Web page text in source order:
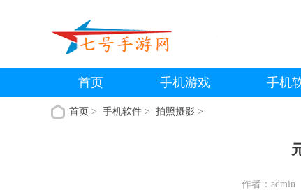
首页 手机游戏 手机
首页 > 手机软件 > 拍照摄影 >
作者：admin